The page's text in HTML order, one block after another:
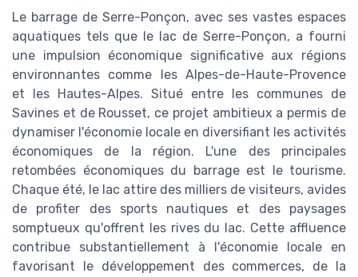
Le barrage de Serre-Ponçon, avec ses vastes espaces
aquatiques tels que le lac de Serre-Ponçon, a fourni
une impulsion économique significative aux régions
environnantes comme les Alpes-de-Haute-Provence
et les Hautes-Alpes. Situé entre les communes de
Savines et de Rousset, ce projet ambitieux a permis de
dynamiser l'économie locale en diversifiant les activités
économiques de la région. L'une des principales
retombées économiques du barrage est le tourisme.
Chaque été, le lac attire des milliers de visiteurs, avides
de profiter des sports nautiques et des paysages
somptueux qu'offrent les rives du lac. Cette affluence
contribue substantiellement à l'économie locale en
favorisant le développement des commerces, de la